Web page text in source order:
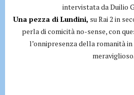
intervistata da Duilio
Una pezza di Lundini, su Rai 2 in
perla di comicità no-sense, con
l’onnipresenza della romanità
meraviglioso.